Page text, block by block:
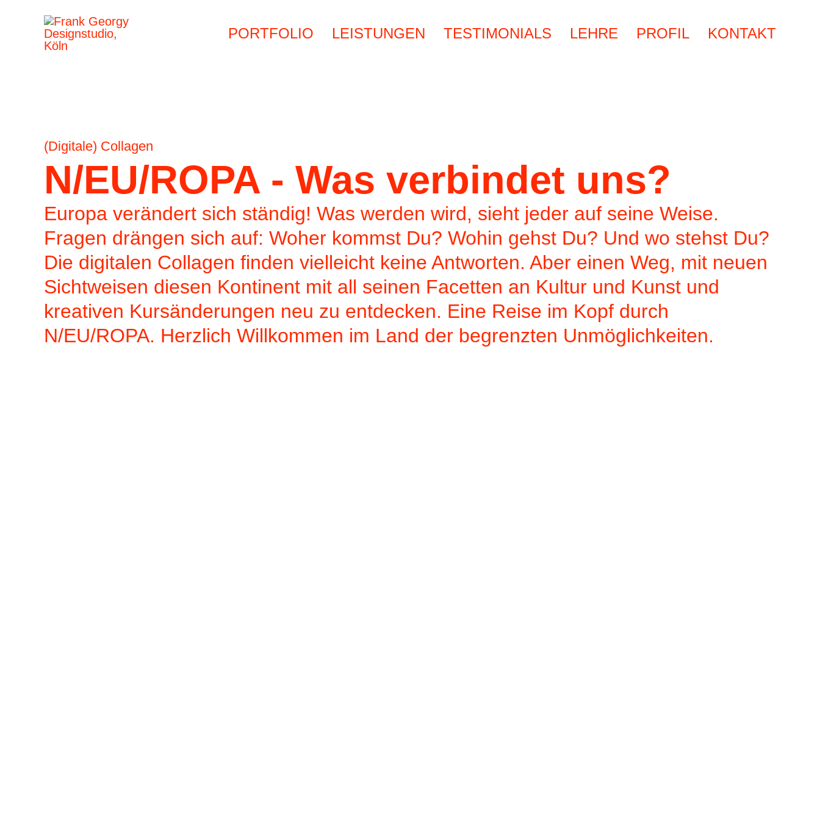
PORTFOLIO LEISTUNGEN TESTIMONIALS LEHRE PROFIL KONTAKT
(Digitale) Collagen
N/EU/ROPA - Was verbindet uns?
Europa verändert sich ständig! Was werden wird, sieht jeder auf seine Weise.
Fragen drängen sich auf: Woher kommst Du? Wohin gehst Du? Und wo stehst Du?
Die digitalen Collagen finden vielleicht keine Antworten. Aber einen Weg, mit neuen
Sichtweisen diesen Kontinent mit all seinen Facetten an Kultur und Kunst und
kreativen Kursänderungen neu zu entdecken. Eine Reise im Kopf durch
N/EU/ROPA. Herzlich Willkommen im Land der begrenzten Unmöglichkeiten.